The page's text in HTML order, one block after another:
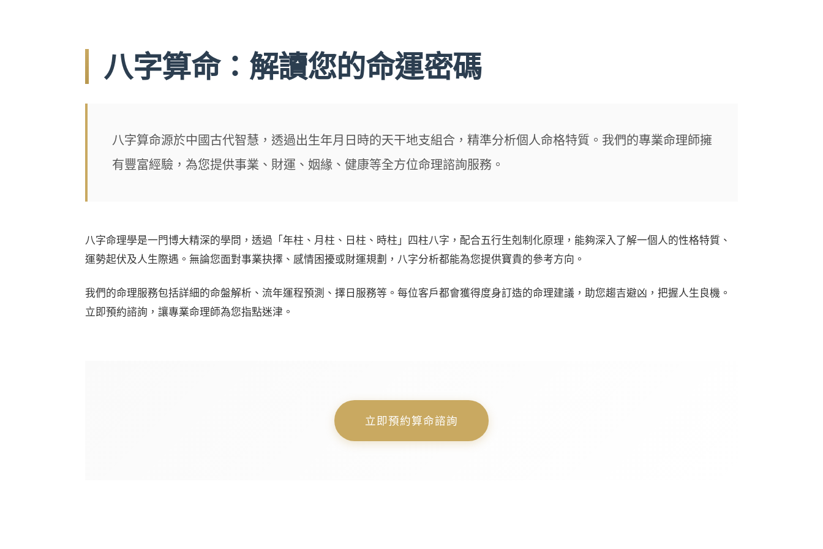
八字算命：解讀您的命運密碼
八字算命源於中國古代智慧，透過出生年月日時的天干地支組合，精準分析個人命格特質。我們的專業命理師擁
有豐富經驗，為您提供事業、財運、姻緣、健康等全方位命理諮詢服務。
八字命理學是一門博大精深的學問，透過「年柱、月柱、日柱、時柱」四柱八字，配合五行生剋制化原理，能夠深入了解一個人的性格特質、
運勢起伏及人生際遇。無論您面對事業抉擇、感情困擾或財運規劃，八字分析都能為您提供寶貴的參考方向。
我們的命理服務包括詳細的命盤解析、流年運程預測、擇日服務等。每位客戶都會獲得度身訂造的命理建議，助您趨吉避凶，把握人生良機。
立即預約諮詢，讓專業命理師為您指點迷津。
立即預約算命諮詢